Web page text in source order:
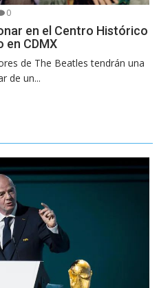
0
en el Centro Histórico
CDMX
de The Beatles tendrán una
de un...